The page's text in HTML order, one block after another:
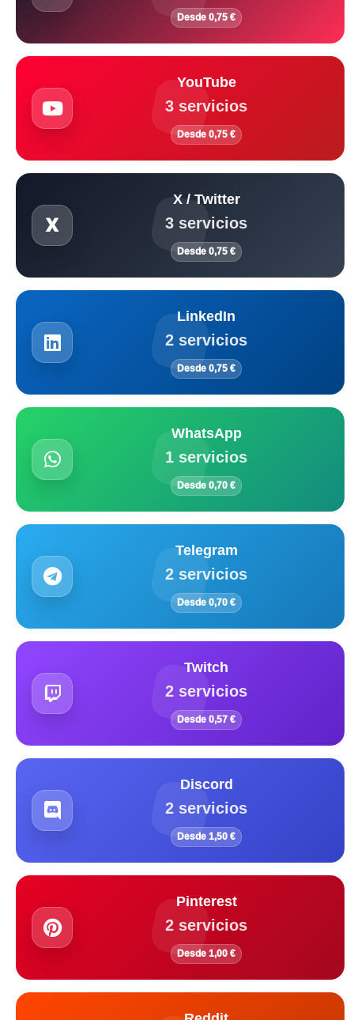
Desde 0,75 €
YouTube
3 servicios
Desde 0,75 €
X / Twitter
3 servicios
Desde 0,75 €
LinkedIn
2 servicios
Desde 0,75 €
WhatsApp
1 servicios
Desde 0,70 €
Telegram
2 servicios
Desde 0,70 €
Twitch
2 servicios
Desde 0,57 €
Discord
2 servicios
Desde 1,50 €
Pinterest
2 servicios
Desde 1,00 €